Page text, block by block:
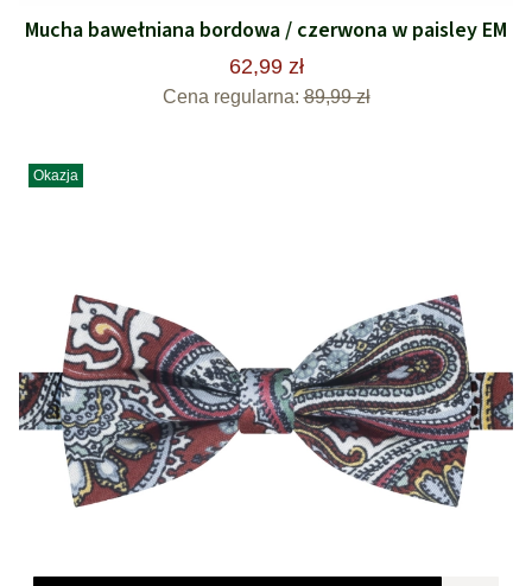
Mucha bawełniana bordowa / czerwona w paisley EM
62,99 zł
Cena regularna: 89,99 zł
Okazja